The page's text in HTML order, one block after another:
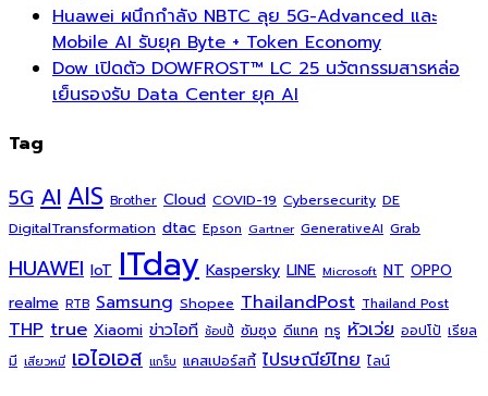
Huawei ผนึกกำลัง NBTC ลุย 5G-Advanced และ
Mobile AI รับยุค Byte + Token Economy
Dow เปิดตัว DOWFROST™ LC 25 นวัตกรรมสารหล่อ
เย็นรองรับ Data Center ยุค AI
Tag
5G AI AIS Brother Cloud COVID-19 Cybersecurity DE
DigitalTransformation dtac Epson Gartner GenerativeAI Grab
HUAWEI IoT ITday Kaspersky LINE Microsoft NT OPPO
realme RTB Samsung Shopee ThailandPost Thailand Post
THP true Xiaomi ข่าวไอที ช้อปปี้ ซัมซุง ดีแทค ทรู หัวเว่ย ออปโป้ เรียล
มี เสียวหมี่ เอไอเอส แกร็บ แคสเปอร์สกี้ ไปรษณีย์ไทย ไลน์